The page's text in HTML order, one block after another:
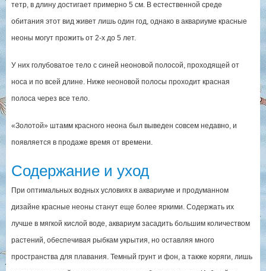
тетр, в длину достигает примерно 5 см. В естественной среде
обитания этот вид живет лишь один год, однако в аквариуме красные
неоны могут прожить от 2-х до 5 лет.
У них голубоватое тело с синей неоновой полосой, проходящей от
носа и по всей длине. Ниже неоновой полосы проходит красная
полоса через все тело.
«Золотой» штамм красного неона был выведен совсем недавно, и
появляется в продаже время от времени.
Содержание и уход
При оптимальных водных условиях в аквариуме и продуманном
дизайне красные неоны станут еще более яркими. Содержать их
лучше в мягкой кислой воде, аквариум засадить большим количеством
растений, обеспечивая рыбкам укрытия, но оставляя много
пространства для плавания. Темный грунт и фон, а также коряги, лишь